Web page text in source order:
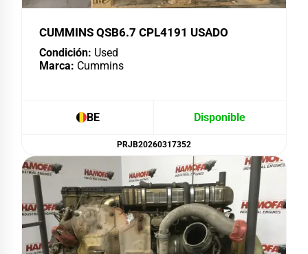
CUMMINS QSB6.7 CPL4191 USADO
Condición: Used
Marca: Cummins
BE Disponible
PRJB20260317352